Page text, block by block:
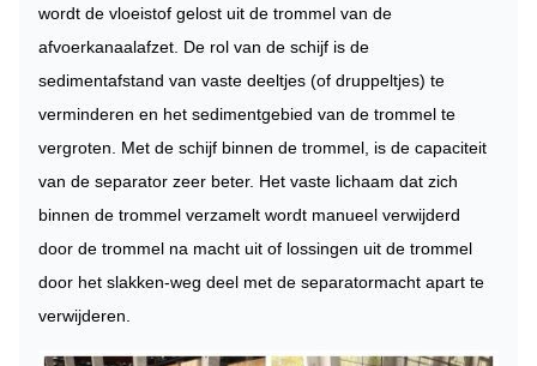
wordt de vloeistof gelost uit de trommel van de
afvoerkanaalafzet. De rol van de schijf is de
sedimentafstand van vaste deeltjes (of druppeltjes) te
verminderen en het sedimentgebied van de trommel te
vergroten. Met de schijf binnen de trommel, is de capaciteit
van de separator zeer beter. Het vaste lichaam dat zich
binnen de trommel verzamelt wordt manueel verwijderd
door de trommel na macht uit of lossingen uit de trommel
door het slakken-weg deel met de separatormacht apart te
verwijderen.